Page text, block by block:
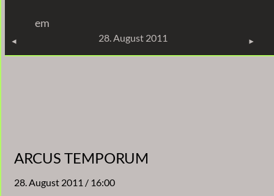
springen
em
28. August 2011
ARCUS TEMPORUM
28. August 2011 / 16:00